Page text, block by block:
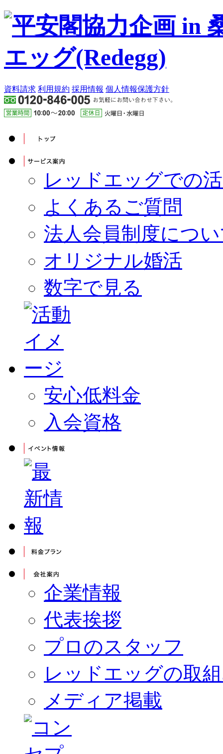
資料請求 利用規約 採用情報 個人情報保護方針
レッドエッグでの
よくあるご質問
法人会員制度につ
オリジナル婚活
数字で見る
安心低料金
入会資格
企業情報
代表挨拶
プロのスタッフ
レッドエッグの取
メディア掲載